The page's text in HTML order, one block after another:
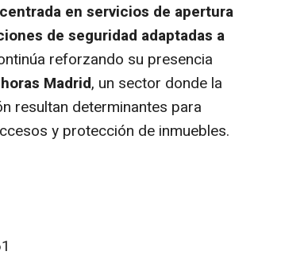
en servicios de apertura
de seguridad adaptadas a
reforzando su presencia
Madrid, un sector donde la
resultan determinantes para
y protección de inmuebles.